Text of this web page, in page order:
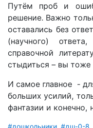
Путём проб и
решение. Важно
оставались без
(научного)
справочной
стыдиться – вы тоже
И самое главное -
больших усилий,
фантазии и конечно,
#дошкольники #дш-0-8